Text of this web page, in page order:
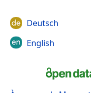
Deutsch
English